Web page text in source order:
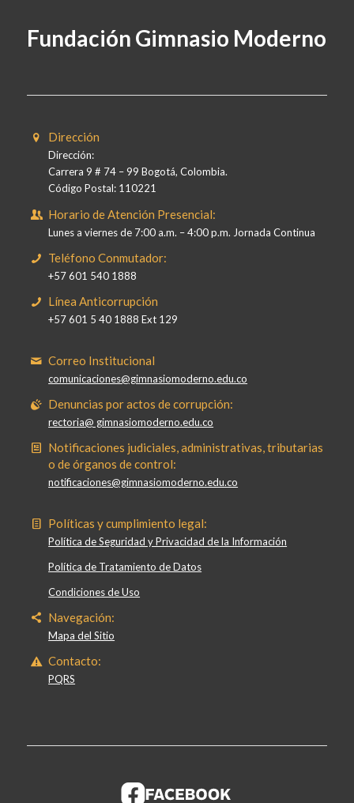
Fundación Gimnasio Moderno
Dirección
Dirección:
Carrera 9 # 74 – 99 Bogotá, Colombia.
Código Postal: 110221
Horario de Atención Presencial:
Lunes a viernes de 7:00 a.m. – 4:00 p.m. Jornada Continua
Teléfono Conmutador:
+57 601 540 1888
Línea Anticorrupción
+57 601 5 40 1888 Ext 129
Correo Institucional
comunicaciones@gimnasiomoderno.edu.co
Denuncias por actos de corrupción:
rectoria@ gimnasiomoderno.edu.co
Notificaciones judiciales, administrativas, tributarias
o de órganos de control:
notificaciones@gimnasiomoderno.edu.co
Políticas y cumplimiento legal:
Política de Seguridad y Privacidad de la Información
Política de Tratamiento de Datos
Condiciones de Uso
Navegación:
Mapa del Sitio
Contacto:
PQRS